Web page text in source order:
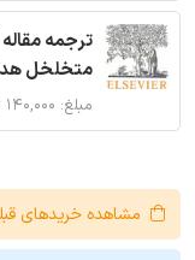
ترجمه
متخلخل
مبلغ: ۱۴۰,۰۰۰ تومان
مشاهده خریدهای